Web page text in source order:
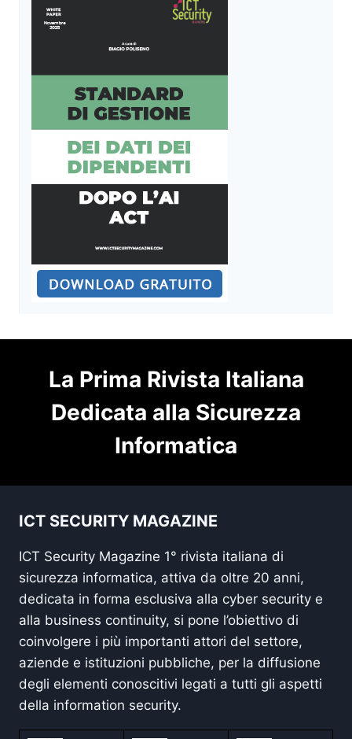
La Prima Rivista Italiana
Dedicata alla Sicurezza
Informatica
ICT SECURITY MAGAZINE
ICT Security Magazine 1° rivista italiana di
sicurezza informatica, attiva da oltre 20 anni,
dedicata in forma esclusiva alla cyber security e
alla business continuity, si pone l’obiettivo di
coinvolgere i più importanti attori del settore,
aziende e istituzioni pubbliche, per la diffusione
degli elementi conoscitivi legati a tutti gli aspetti
della information security.